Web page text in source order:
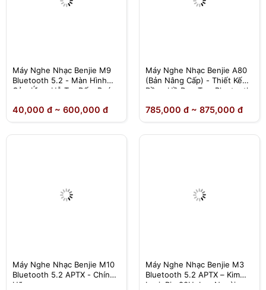
Máy Nghe Nhạc Benjie M9
Bluetooth 5.2 - Màn Hình
Cảm Ứng, Hỗ Trợ Đếm Bước
Phối
40,000 đ ~ 600,000 đ
Máy Nghe Nhạc Benjie A80
(Bản Nâng Cấp) - Thiết Kế
Đồng Hồ Đeo Tay, Bluetooth
785,000 đ ~ 875,000 đ
Máy Nghe Nhạc Benjie M10
Bluetooth 5.2 APTX - Chính
Hãng
Máy Nghe Nhạc Benjie M3
Bluetooth 5.2 APTX – Kim
Loại, Pin 80H, Loa Ngoài,